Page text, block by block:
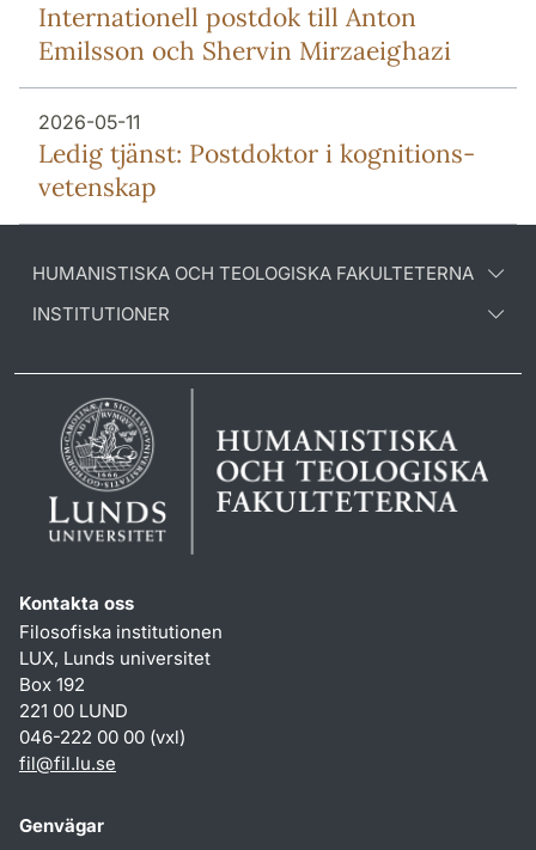
Internationell postdok till Anton
Emilsson och Shervin Mirzaeighazi
2026-05-11
Ledig tjänst: Postdoktor i kognitions-
vetenskap
HUMANISTISKA OCH TEOLOGISKA FAKULTETERNA
INSTITUTIONER
Kontakta oss
Filosofiska institutionen
LUX, Lunds universitet
Box 192
221 00 LUND
046-222 00 00 (vxl)
fil@fil.lu.se
Genvägar